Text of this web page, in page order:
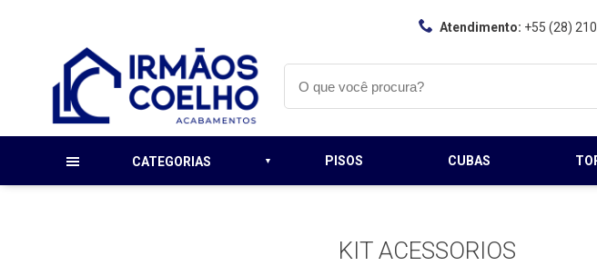
Atendimento: +55 (28)
CATEGORIAS PISOS CUBAS
KIT ACESSORIOS